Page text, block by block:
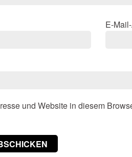
E-
und Website in diesem